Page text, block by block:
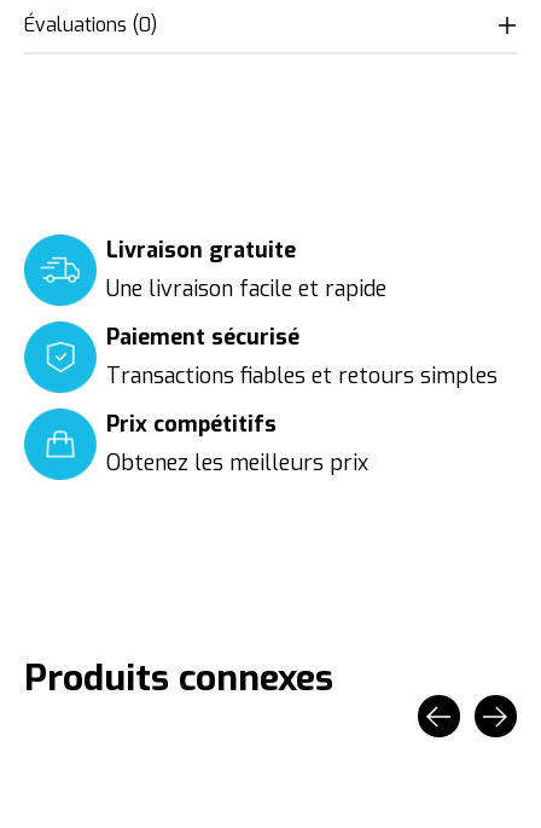
Évaluations (0)
Livraison gratuite
Une livraison facile et rapide
Paiement sécurisé
Transactions fiables et retours simples
Prix compétitifs
Obtenez les meilleurs prix
Produits connexes